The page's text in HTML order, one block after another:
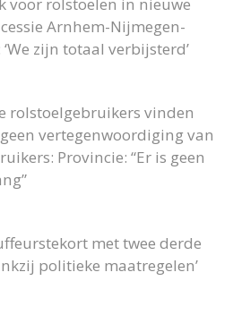
Arnhem-Nijmegen-
zijn totaal verbijsterd’
rolstoelgebruikers vinden
geen vertegenwoordiging van
Provincie: “Er is geen
met twee derde
politieke maatregelen’